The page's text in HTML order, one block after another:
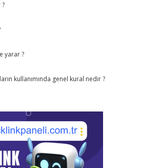
yarar ?
kullanımında genel kural nedir ?